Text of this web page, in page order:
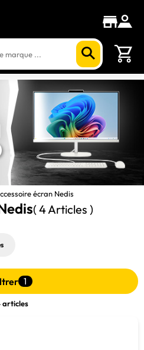
écran Nedis
( 4 Articles )
1
articles